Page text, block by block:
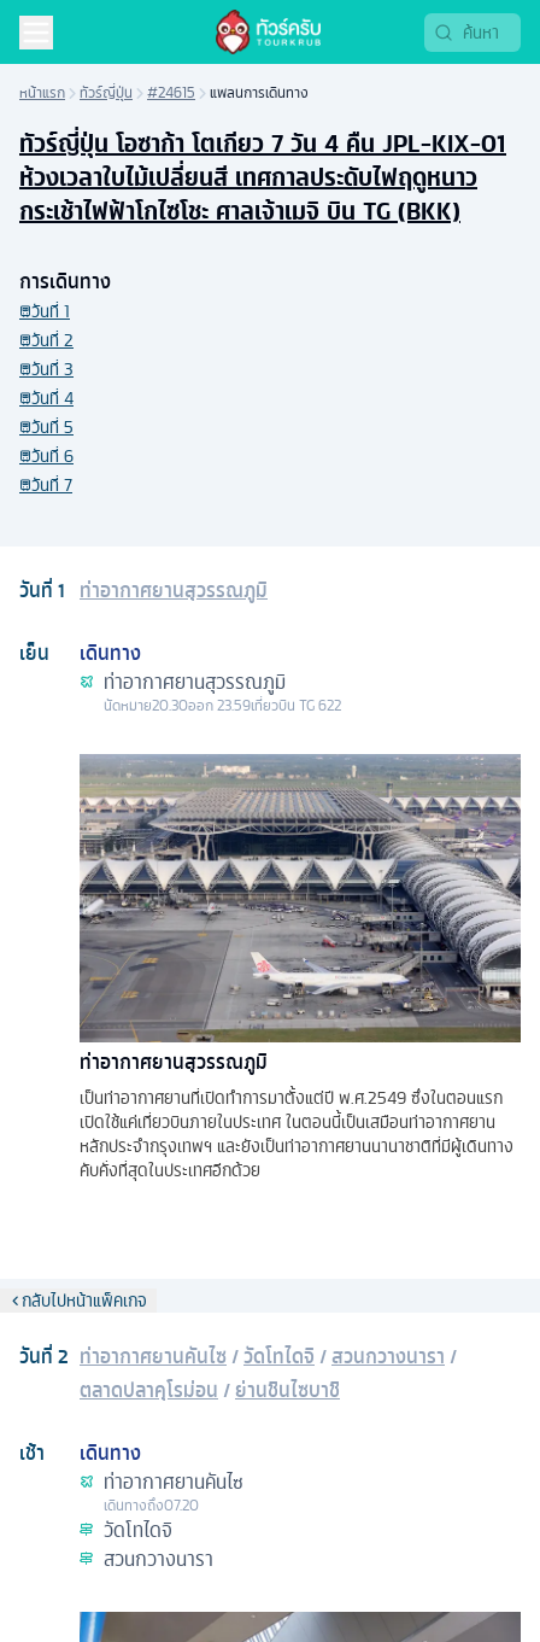
หน้าแรก ทัวร์ญี่ปุ่น #24615 แพลนการเดินทาง
ทัวร์ญี่ปุ่น โอซาก้า โตเกียว 7 วัน 4 คืน JPL-KIX-01
ห้วงเวลาใบไม้เปลี่ยนสี เทศกาลประดับไฟฤดูหนาว
กระเช้าไฟฟ้าโกไซโชะ ศาลเจ้าเมจิ บิน TG (BKK)
วันที่1 ท่าอากาศยานสุวรรณภูมิ
เย็น
เดินทาง
ท่าอากาศยานสุวรรณภูมิ
นัดหมาย20.30ออก23.59เที่ยวบิน TG 622
ท่าอากาศยานสุวรรณภูมิ
เป็นท่าอากาศยานที่เปิดทำการมาตั้งแต่ปี พ.ศ.2549 ซึ่งในตอนแรก
เปิดใช้แค่เที่ยวบินภายในประเทศ ในตอนนี้เป็นเสมือนท่าอากาศยาน
หลักประจำกรุงเทพฯ และยังเป็นท่าอากาศยานนานาชาติที่มีผู้เดินทาง
คับคั่งที่สุดในประเทศอีกด้วย
กลับไปหน้าแพ็คเกจ
วันที่2 ท่าอากาศยานคันไซ /วัดโทไดจิ /สวนกวางนารา /
ตลาดปลาคุโรม่อน /ย่านชินไซบาชิ
เช้า
เดินทาง
ท่าอากาศยานคันไซ
เดินทางถึง07.20
วัดโทไดจิ
สวนกวางนารา
การเดินทาง
วันที่ 1
วันที่ 2
วันที่ 3
วันที่ 4
วันที่ 5
วันที่ 6
วันที่ 7